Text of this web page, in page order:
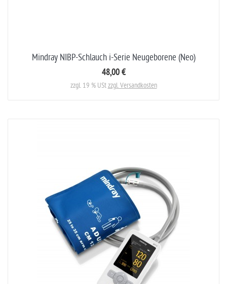
Mindray NIBP-Schlauch i-Serie Neugeborene (Neo)
48,00 €
zzgl. 19 % UStzzgl. Versandkosten